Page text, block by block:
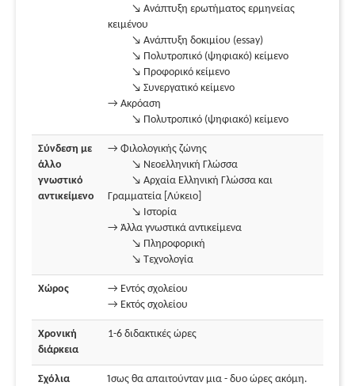
↘ Ανάπτυξη ερωτήματος ερμηνείας
κειμένου
↘ Ανάπτυξη δοκιμίου (essay)
↘ Πολυτροπικό (ψηφιακό) κείμενο
↘ Προφορικό κείμενο
↘ Συνεργατικό κείμενο
→ Ακρόαση
↘ Πολυτροπικό (ψηφιακό) κείμενο
Σύνδεση με
άλλο
γνωστικό
αντικείμενο
→ Φιλολογικής ζώνης
↘ Νεοελληνική Γλώσσα
↘ Αρχαία Ελληνική Γλώσσα και
Γραμματεία [Λύκειο]
↘ Ιστορία
→ Άλλα γνωστικά αντικείμενα
↘ Πληροφορική
↘ Τεχνολογία
Χώρος
→ Εντός σχολείου
→ Εκτός σχολείου
Χρονική
διάρκεια
1-6 διδακτικές ώρες
Σχόλια
Ίσως θα απαιτούνταν μια - δυο ώρες ακόμη.